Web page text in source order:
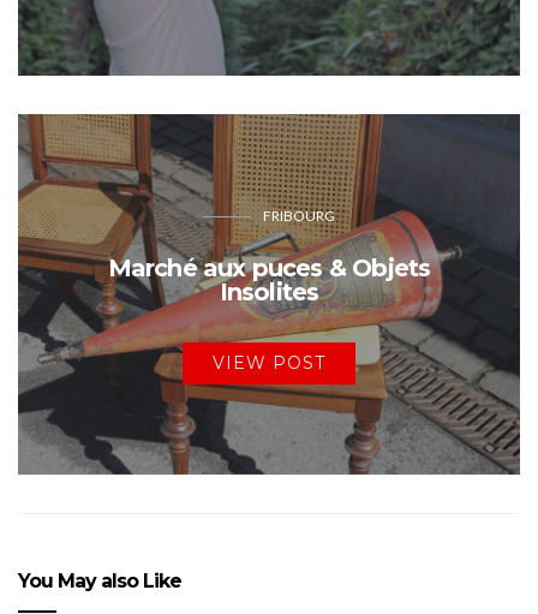
FRIBOURG
Marché aux puces & Objets
Insolites
VIEW POST
You May also Like